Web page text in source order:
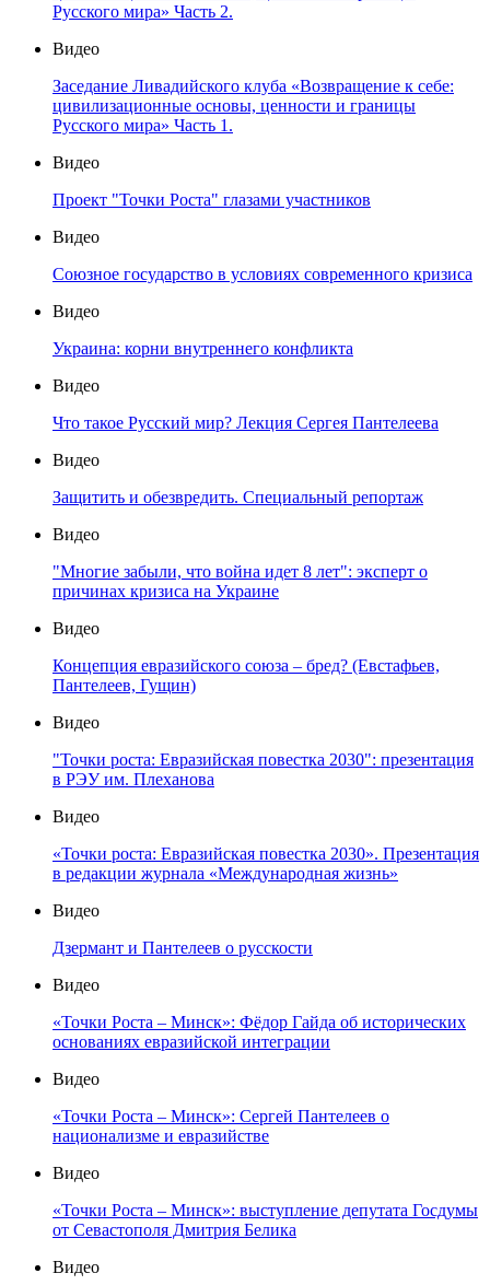
Русского мира» Часть 2.
Видео
Заседание Ливадийского клуба «Возвращение к себе:
цивилизационные основы, ценности и границы
Русского мира» Часть 1.
Видео
Проект "Точки Роста" глазами участников
Видео
Союзное государство в условиях современного кризиса
Видео
Украина: корни внутреннего конфликта
Видео
Что такое Русский мир? Лекция Сергея Пантелеева
Видео
Защитить и обезвредить. Специальный репортаж
Видео
"Многие забыли, что война идет 8 лет": эксперт о
причинах кризиса на Украине
Видео
Концепция евразийского союза – бред? (Евстафьев,
Пантелеев, Гущин)
Видео
"Точки роста: Евразийская повестка 2030": презентация
в РЭУ им. Плеханова
Видео
«Точки роста: Евразийская повестка 2030». Презентация
в редакции журнала «Международная жизнь»
Видео
Дзермант и Пантелеев о русскости
Видео
«Точки Роста – Минск»: Фёдор Гайда об исторических
основаниях евразийской интеграции
Видео
«Точки Роста – Минск»: Сергей Пантелеев о
национализме и евразийстве
Видео
«Точки Роста – Минск»: выступление депутата Госдумы
от Севастополя Дмитрия Белика
Видео